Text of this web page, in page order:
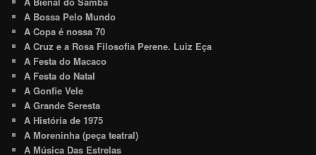
A Bossa Pelo Mundo
A Copa é nossa 70
A Cruz e a Rosa Filosofia Perene. Luiz Eça
A Festa do Macaco
A Festa do Natal
A Gonfie Vele
A Grande Seresta
A História de 1975
A Moreninha (peça teatral)
A Música Das Estrelas